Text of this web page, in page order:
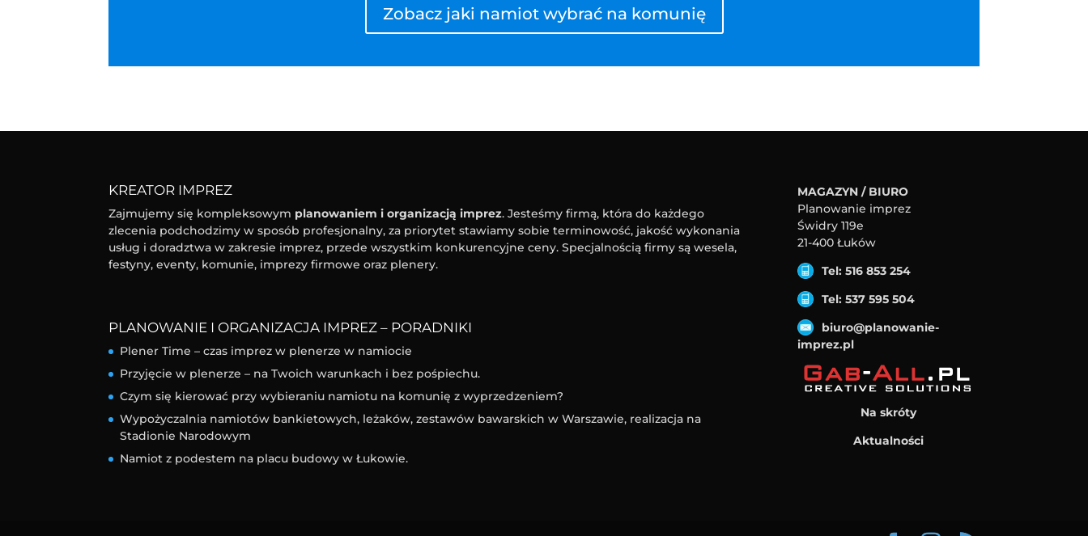
Zobacz jaki namiot wybrać na komunię
KREATOR IMPREZ
Zajmujemy się kompleksowym planowaniem i organizacją imprez. Jesteśmy firmą, która do każdego
zlecenia podchodzimy w sposób profesjonalny, za priorytet stawiamy sobie terminowość, jakość wykonania
usług i doradztwa w zakresie imprez, przede wszystkim konkurencyjne ceny. Specjalnością firmy są wesela,
festyny, eventy, komunie, imprezy firmowe oraz plenery.
PLANOWANIE I ORGANIZACJA IMPREZ – PORADNIKI
Plener Time – czas imprez w plenerze w namiocie
Przyjęcie w plenerze – na Twoich warunkach i bez pośpiechu.
Czym się kierować przy wybieraniu namiotu na komunię z wyprzedzeniem?
Wypożyczalnia namiotów bankietowych, leżaków, zestawów bawarskich w Warszawie, realizacja na
Stadionie Narodowym
Namiot z podestem na placu budowy w Łukowie.
MAGAZYN / BIURO
Planowanie imprez
Świdry 119e
21-400 Łuków
Tel: 516 853 254
Tel: 537 595 504
biuro@planowanie-
imprez.pl
Na skróty
Aktualności